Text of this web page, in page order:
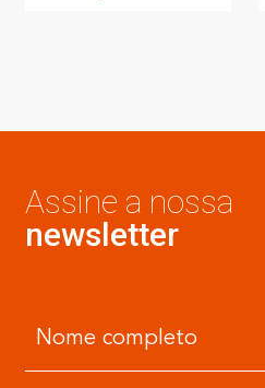
Assine a nossa
newsletter